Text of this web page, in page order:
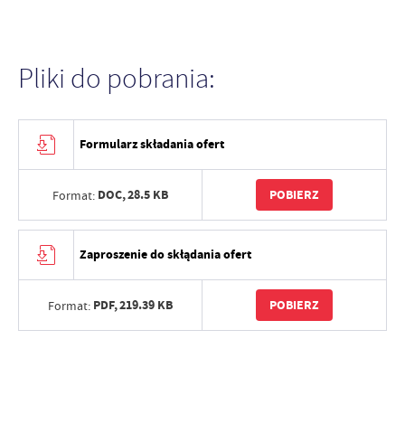
Pliki do pobrania:
Formularz składania ofert
Format: DOC,28.5 KB POBIERZ
Zaproszenie do skłądania ofert
Format: PDF,219.39 KB POBIERZ